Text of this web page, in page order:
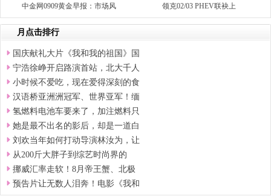
中金网0909黄金早报：市场风 领克02/03 PHEV联袂上
月点击排行
国庆献礼大片《我和我的祖国》国
宁浩徐峥开启路演首站，北大千人
小时候不爱吃，现在爱得深刻的食
汉语桥亚洲洲冠军、世界亚军！缅
氢燃料电池车要来了，加注燃料只
她是最不出名的影后，却是一道白
刘欢当年如何打动导演林汝为，让
从200斤大胖子到综艺时尚界的
挪威汇率走软！8月帝王蟹、北极
预告片让无数人泪奔！电影《我和